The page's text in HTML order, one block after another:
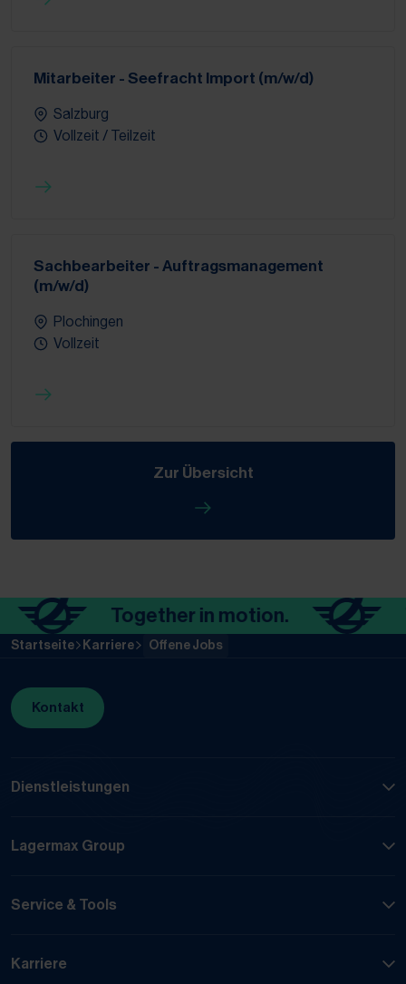
Mitarbeiter - Seefracht Import (m/w/d)
Salzburg
Vollzeit / Teilzeit
Sachbearbeiter - Auftragsmanagement
(m/w/d)
Plochingen
Vollzeit
Zur Übersicht
Together in motion.
Startseite Karriere Offene Jobs
Kontakt
Dienstleistungen
Lagermax Group
Service & Tools
Karriere